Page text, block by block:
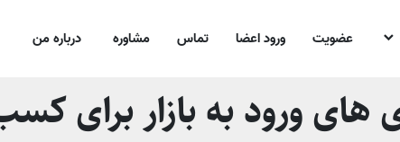
عضویت ورود اعضا تماس مشاوره درباره من
های ورود به بازار برای کسب